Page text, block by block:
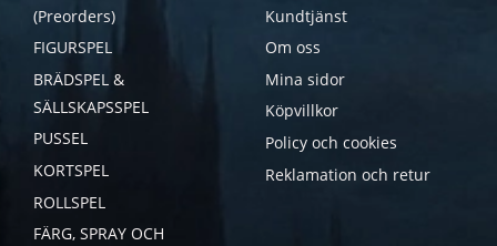
(Preorders)
FIGURSPEL
BRÄDSPEL &
SÄLLSKAPSSPEL
PUSSEL
KORTSPEL
ROLLSPEL
FÄRG, SPRAY OCH
Kundtjänst
Om oss
Mina sidor
Köpvillkor
Policy och cookies
Reklamation och retur